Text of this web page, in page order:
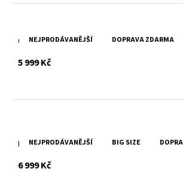
NEJPRODÁVANĚJŠÍ DOPRAVA ZDARMA
Černá pánská kožená bunda MMGixon s úplety
5 999 Kčs DPH
NEJPRODÁVANĚJŠÍ BIG SIZE
Pánská hnědá kožená bunda s kapucí DMLian
6 999 Kčs DPH